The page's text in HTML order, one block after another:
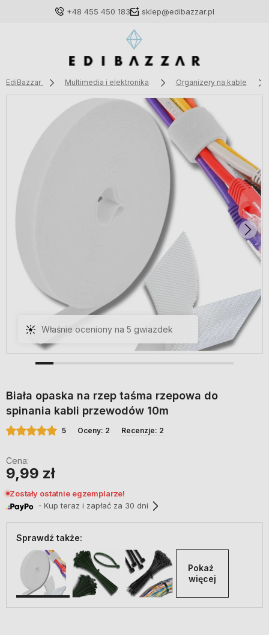
+48 455 450 183 sklep@edibazzar.pl
Zaloguj się
Wybierz coś dla siebie z naszej aktualnej oferty lub
zaloguj się, aby przywrócić dodane produkty do listy
z poprzedniej sesji.
EdiBazzar Multimedia i elektronika Organizery na kable
Właśnie oceniony na 5 gwiazdek
Biała opaska na rzep taśma rzepowa do
spinania kabli przewodów 10m
5 Oceny: 2 Recenzje: 2
Cena:
9,99 zł
Zostały ostatnie egzemplarze!
・Kup teraz i zapłać za 30 dni
Sprawdź także:
Pokaż
więcej